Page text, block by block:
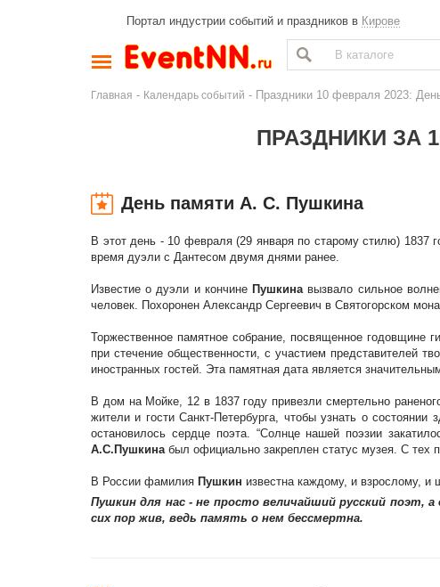
Портал индустрии событий и праздников в Кирове
Главная - Календарь событий - Праздники 10 февраля 2023:
ПРАЗДНИКИ ЗА
День памяти А. С. Пушкина
В этот день - 10 февраля (29 января по старому стилю) 1837
время дуэли с Дантесом двумя днями ранее.
Известие о дуэли и кончинеПушкинавызвало сильное
человек. Похоронен Александр Сергеевич в Святогорском
Торжественное памятное собрание, посвященное
при стечение общественности, с участием представителей
иностранных гостей. Эта памятная дата является
В дом на Мойке, 12 в 1837 году привезли смертельно
жители и гости Санкт-Петербурга, чтобы узнать о
остановилось сердце поэта. “Солнце нашей поэзии
А.С.Пушкина был официально закреплен статус музея. С тех
В России фамилия Пушкин известна каждому, и взрослому, и
Пушкин для нас - не просто величайший русский поэт,
сих пор жив, ведь память о нем бессмертна.